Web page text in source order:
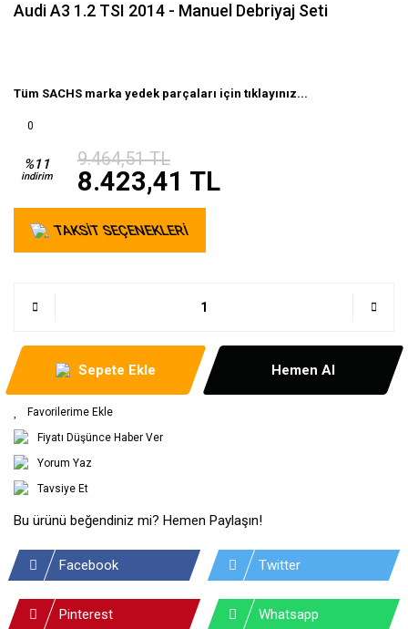
Audi A3 1.2 TSI 2014 - Manuel Debriyaj Seti
Tüm SACHS marka yedek parçaları için tıklayınız...
0
%11
indirim
9.464,51 TL
8.423,41 TL
TAKSİT SEÇENEKLERİ
Sepete Ekle Hemen Al
Fiyatı Düşünce Haber Ver
Yorum Yaz
Tavsiye Et
Bu ürünü beğendiniz mi? Hemen Paylaşın!
Facebook Twitter
Pinterest Whatsapp